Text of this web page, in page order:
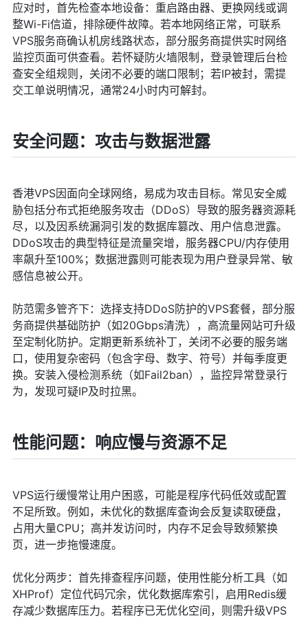
应对时，首先检查本地设备：重启路由器、更换网线或调
整Wi-Fi信道，排除硬件故障。若本地网络正常，可联系
VPS服务商确认机房线路状态，部分服务商提供实时网络
监控页面可供查看。若怀疑防火墙限制，登录管理后台检
查安全组规则，关闭不必要的端口限制；若IP被封，需提
交工单说明情况，通常24小时内可解封。
安全问题：攻击与数据泄露
香港VPS因面向全球网络，易成为攻击目标。常见安全威
胁包括分布式拒绝服务攻击（DDoS）导致的服务器资源耗
尽，以及因系统漏洞引发的数据库篡改、用户信息泄露。
DDoS攻击的典型特征是流量突增，服务器CPU/内存使用
率飙升至100%；数据泄露则可能表现为用户登录异常、敏
感信息被公开。
防范需多管齐下：选择支持DDoS防护的VPS套餐，部分服
务商提供基础防护（如20Gbps清洗），高流量网站可升级
至定制化防护。定期更新系统补丁，关闭不必要的服务端
口，使用复杂密码（包含字母、数字、符号）并每季度更
换。安装入侵检测系统（如Fail2ban），监控异常登录行
为，发现可疑IP及时拉黑。
性能问题：响应慢与资源不足
VPS运行缓慢常让用户困惑，可能是程序代码低效或配置
不足所致。例如，未优化的数据库查询会反复读取硬盘，
占用大量CPU；高并发访问时，内存不足会导致频繁换
页，进一步拖慢速度。
优化分两步：首先排查程序问题，使用性能分析工具（如
XHProf）定位代码冗余，优化数据库索引，启用Redis缓
存减少数据库压力。若程序已无优化空间，则需升级VPS